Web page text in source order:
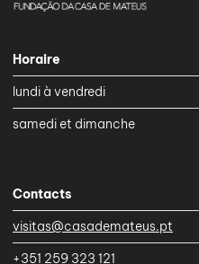
Horaire
lundi à vendredi
samedi et dimanche
Contacts
visitas@casademateus.pt
+351 259 323 121